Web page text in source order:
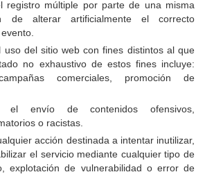
registro múltiple por parte de una misma
alterar artificialmente el correcto
uso del sitio web con fines distintos al que
no exhaustivo de estos fines incluye:
comerciales, promoción de
el envío de contenidos ofensivos,
o racistas.
acción destinada a intentar inutilizar,
el servicio mediante cualquier tipo de
explotación de vulnerabilidad o error de